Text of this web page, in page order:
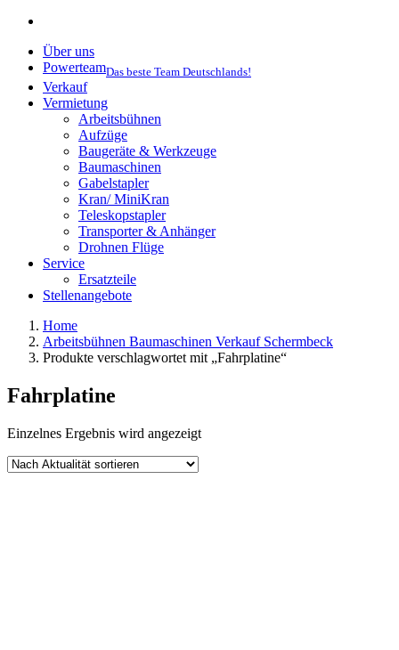
Über uns
PowerteamDas beste Team Deutschlands!
Verkauf
Vermietung
Arbeitsbühnen
Aufzüge
Baugeräte & Werkzeuge
Baumaschinen
Gabelstapler
Kran/ MiniKran
Teleskopstapler
Transporter & Anhänger
Drohnen Flüge
Service
Ersatzteile
Stellenangebote
Home
Arbeitsbühnen Baumaschinen Verkauf Schermbeck
Produkte verschlagwortet mit „Fahrplatine“
Fahrplatine
Einzelnes Ergebnis wird angezeigt